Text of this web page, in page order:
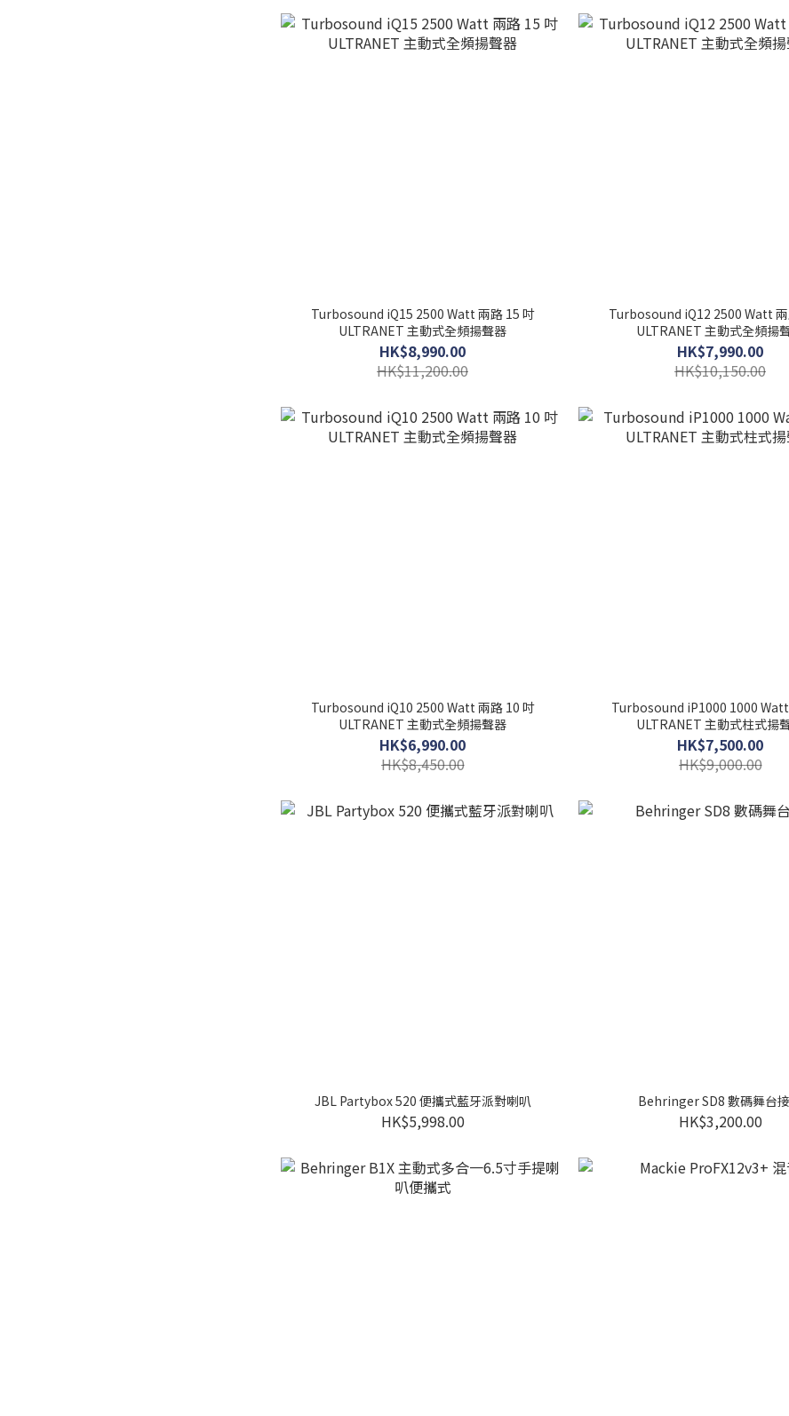
Turbosound iQ15 2500 Watt 兩路 15 吋
ULTRANET 主動式全頻揚聲器
HK$8,990.00
HK$11,200.00
Turbosound iQ12 2500 Watt
ULTRANET 主動式全頻揚
HK$7,990.00
HK$10,150.00
Turbosound iQ10 2500 Watt 兩路 10 吋
ULTRANET 主動式全頻揚聲器
HK$6,990.00
HK$8,450.00
Turbosound iP1000 1000
ULTRANET 主動式柱式揚
HK$7,500.00
HK$9,000.00
JBL Partybox 520 便攜式藍牙派對喇叭
HK$5,998.00
Behringer SD8 數碼舞台
HK$3,200.00